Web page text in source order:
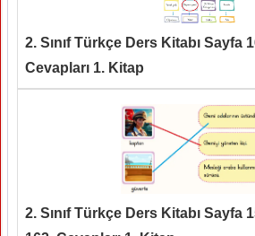
2. Sınıf Türkçe Ders Kitabı Sayfa
Cevapları 1. Kitap
2. Sınıf Türkçe Ders Kitabı Sayfa